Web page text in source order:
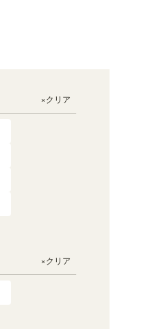
×クリア
×クリア